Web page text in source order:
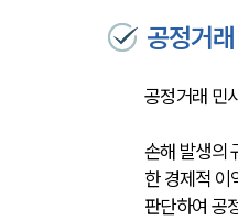
공정거
공정거래 민
손해 발생의
한 경제적 이
판단하여 공